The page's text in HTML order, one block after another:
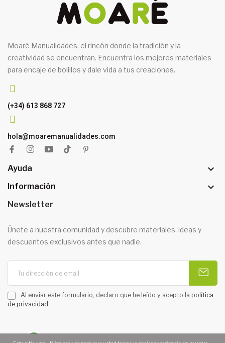
Moaré Manualidades, el rincón donde la tradición y la
creatividad se encuentran. Encuentra los mejores materiales
para encaje de bolillos y dale vida a tus creaciones.
(+34) 613 868 727
hola@moaremanualidades.com
Ayuda 
Información 
Newsletter
Únete a nuestra comunidad y descubre materiales, ideas y
descuentos exclusivos antes que nadie.
Al enviar este formulario, declaro que he leído y acepto la política
de privacidad .